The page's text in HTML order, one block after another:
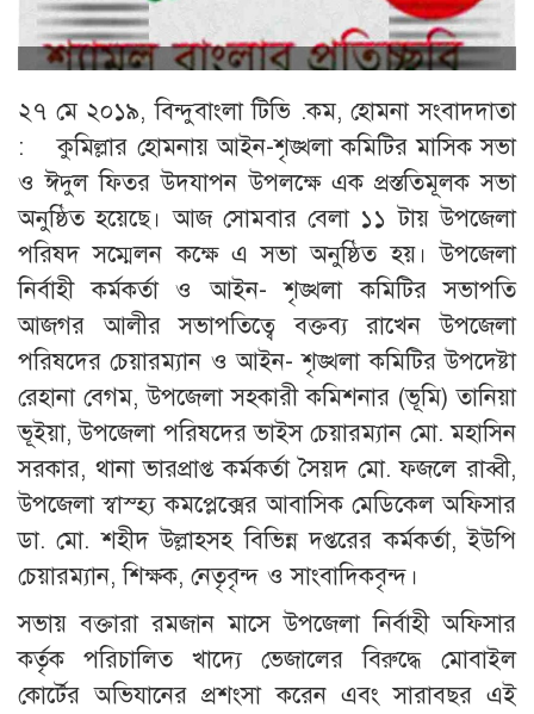
২৭ মে ২০১৯, বিন্দুবাংলা টিভি .কম, হোমনা সংবাদদাতা
: কুমিল্লার হোমনায় আইন-শৃঙ্খলা কমিটির মাসিক সভা
ও ঈদুল ফিতর উদযাপন উপলক্ষে এক প্রস্ততিমূলক সভা
অনুষ্ঠিত হয়েছে। আজ সোমবার বেলা ১১ টায় উপজেলা
পরিষদ সম্মেলন কক্ষে এ সভা অনুষ্ঠিত হয়। উপজেলা
নির্বাহী কর্মকর্তা ও আইন- শৃঙ্খলা কমিটির সভাপতি
আজগর আলীর সভাপতিত্বে বক্তব্য রাখেন উপজেলা
পরিষদের চেয়ারম্যান ও আইন- শৃঙ্খলা কমিটির উপদেষ্টা
রেহানা বেগম, উপজেলা সহকারী কমিশনার (ভূমি) তানিয়া
ভূইয়া, উপজেলা পরিষদের ভাইস চেয়ারম্যান মো. মহাসিন
সরকার, থানা ভারপ্রাপ্ত কর্মকর্তা সৈয়দ মো. ফজলে রাব্বী,
উপজেলা স্বাস্হ্য কমপ্লেক্সের আবাসিক মেডিকেল অফিসার
ডা. মো. শহীদ উল্লাহসহ বিভিন্ন দপ্তরের কর্মকর্তা, ইউপি
চেয়ারম্যান, শিক্ষক, নেতৃবৃন্দ ও সাংবাদিকবৃন্দ।
সভায় বক্তারা রমজান মাসে উপজেলা নির্বাহী অফিসার
কর্তৃক পরিচালিত খাদ্যে ভেজালের বিরুদ্ধে মোবাইল
কোর্টের অভিযানের প্রশংসা করেন এবং সারাবছর এই